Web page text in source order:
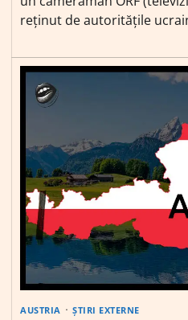
reținut de autoritățile
AUSTRIA ȘTIRI EXTERNE